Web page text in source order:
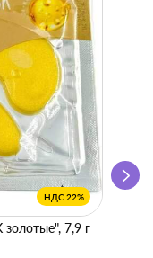
НДС 22%
золотые", 7,9 г